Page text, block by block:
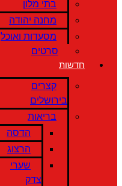
בתי מלון
מחנה יהודה
מסעדות ואוכל
סרטים
חדשות
קצרים
בירושלים
בריאות
הדסה
הרצוג
שערי
צדק